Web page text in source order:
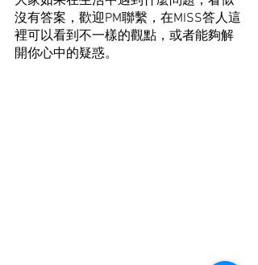
沒有答案，歡迎PM聯繫，在MISS答人這
裡可以看到不一樣的觀點，或者能夠解
開你心中的疑惑。